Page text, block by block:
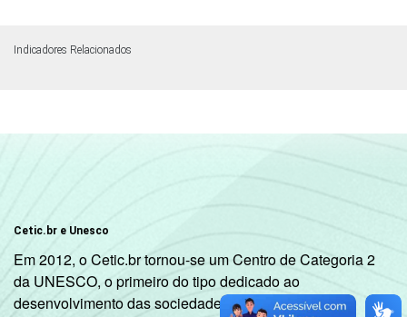
Indicadores Relacionados
Cetic.br e Unesco
Em 2012, o Cetic.br tornou-se um Centro de Categoria 2
da UNESCO, o primeiro do tipo dedicado ao
desenvolvimento das sociedades da informação e do